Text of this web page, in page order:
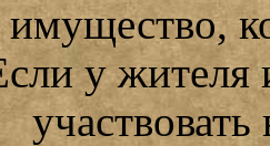
имущество,
у жителя